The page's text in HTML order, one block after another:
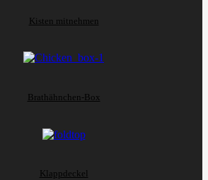
Kisten mitnehmen
Brathähnchen-Box
Klappdeckel